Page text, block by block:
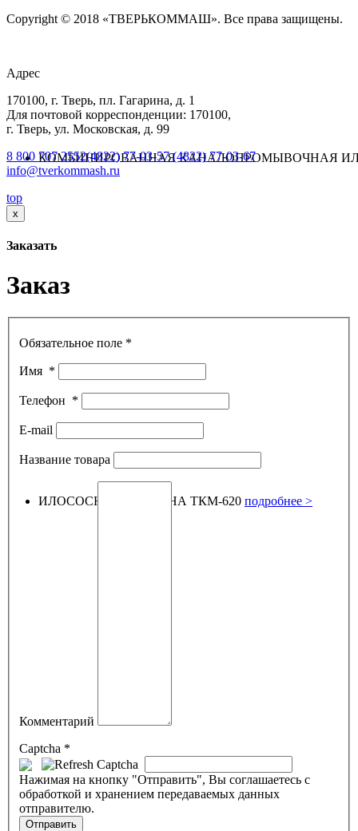
КОМБИНИРОВАННАЯ КАНАЛОПРОМЫВОЧНАЯ
ИЛОСОСНАЯ МАШИНА ТКМ-620 подробнее >
Copyright © 2018 «ТВЕРЬКОММАШ». Все права защищены.
Адрес
170100, г. Тверь, пл. Гагарина, д. 1
Для почтовой корреспонденции: 170100,
г. Тверь, ул. Московская, д. 99
8 800 707 2552(4822) 77-03-57(4822) 77-03-67
info@tverkommash.ru
top
x
Заказать
Заказ
Обязательное поле *
*
*
E-mail
Название товара
Комментарий
Captcha *
Нажимая на кнопку "Отправить", Вы соглашаетесь с
обработкой и хранением передаваемых данных
отправителю.